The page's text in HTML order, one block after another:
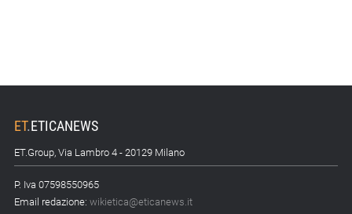
ET.ETICANEWS
ET.Group, Via Lambro 4 - 20129 Milano
P. Iva 07598550965
Email redazione: wikietica@eticanews.it